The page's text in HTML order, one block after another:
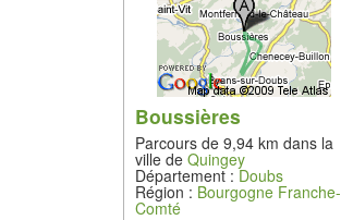
Equipements &
Tests
Parcours &
Courses
Outils & Réseaux
Boussières
Parcours de 9,94 km dans la
ville de Quingey
Département :Doubs
Région : Bourgogne Franche-
Comté